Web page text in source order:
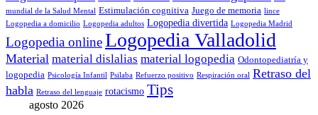
mundial de la Salud Mental Estimulación cognitiva Juego de memoria lince
Logopedia a domicilio Logopedia adultos Logopedia divertida Logopedia Madrid
Logopedia onlineLogopedia Valladolid
Material material dislalias material logopedia Odontopediatría y
logopedia Psicología Infantil Psilaba Refuerzo positivo Respiración oral Retraso del
habla Retraso del lenguaje rotacismo Tips
agosto 2026